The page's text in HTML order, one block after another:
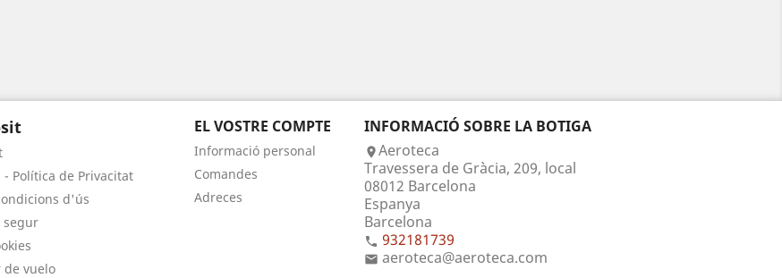
- Política de Privacitat
d'ús
segur
de vuelo
EL VOSTRE COMPTE
Informació personal
Comandes
Adreces
INFORMACIÓ SOBRE LA BOTIGA
Aeroteca
Travessera de Gràcia, 209, local
08012 Barcelona
Espanya
Barcelona
 932181739
 aeroteca@aeroteca.com